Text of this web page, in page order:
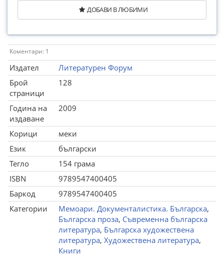
ДОБАВИ В ЛЮБИМИ
Коментари: 1
Издател
Литературен Форум
Брой
страници
128
Година на
издаване
2009
Корици
меки
Език
български
Тегло
154 грама
ISBN
9789547400405
Баркод
9789547400405
Категории
Мемоари. Документалистика. Българска,
Българска проза, Съвременна българска
литература, Българска художествена
литература, Художествена литература,
Книги